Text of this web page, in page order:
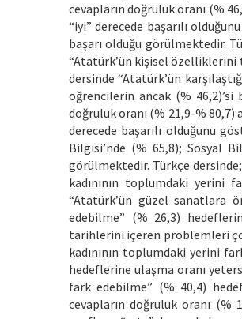
cevapların doğruluk oranı (%
“iyi” derecede başarılı
başarı olduğu görülmektedir.
“Atatürk’ün kişisel özelliklerini
dersinde “Atatürk’ün
öğrencilerin ancak (% 46,2)’si
doğruluk oranı (% 21,9-% 80,7)
derecede başarılı olduğunu
Bilgisi’nde (% 65,8); Sosyal
görülmektedir. Türkçe
kadınının toplumdaki yerini
“Atatürk’ün güzel sanatlara
edebilme” (% 26,3)
tarihlerini içeren problemleri
kadınının toplumdaki yerini
hedeflerine ulaşma oranı
fark edebilme” (% 40,4)
cevapların doğruluk oranı (%